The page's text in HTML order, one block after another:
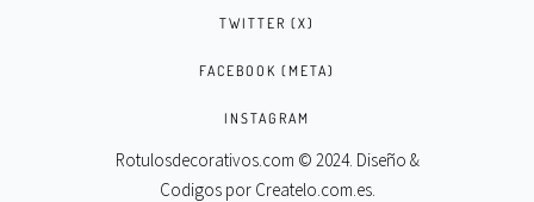
TWITTER (X)
FACEBOOK (META)
INSTAGRAM
Rotulosdecorativos.com © 2024. Diseño &
Codigos por Createlo.com.es.